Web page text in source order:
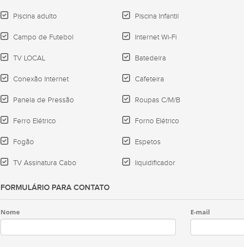
Piscina adulto Piscina Infantil
Campo de Futebol Internet Wi-Fi
TV LOCAL Batedeira
Conexão Internet Cafeteira
Panela de Pressão Roupas C/M/B
Ferro Elétrico Forno Elétrico
Fogão Espetos
TV Assinatura Cabo liquidificador
FORMULÁRIO PARA CONTATO
Nome E-mail